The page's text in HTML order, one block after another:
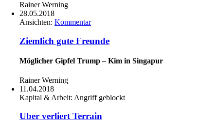
Rainer Werning
28.05.2018
Ansichten: Kommentar
Ziemlich gute Freunde
Möglicher Gipfel Trump – Kim in Singapur
Rainer Werning
11.04.2018
Kapital & Arbeit: Angriff geblockt
Uber verliert Terrain